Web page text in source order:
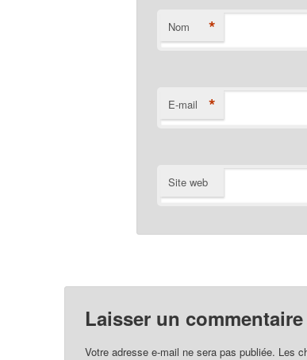
Nom *
E-mail *
Site web
Laisser un commentaire
Votre adresse e-mail ne sera pas publiée. Les